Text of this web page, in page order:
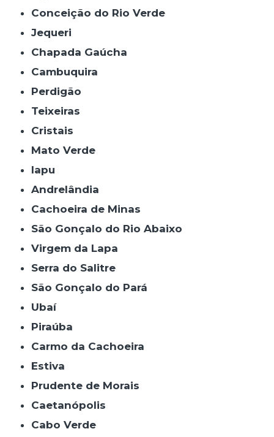
Conceição do Rio Verde
Jequeri
Chapada Gaúcha
Cambuquira
Perdigão
Teixeiras
Cristais
Mato Verde
Iapu
Andrelândia
Cachoeira de Minas
São Gonçalo do Rio Abaixo
Virgem da Lapa
Serra do Salitre
São Gonçalo do Pará
Ubaí
Piraúba
Carmo da Cachoeira
Estiva
Prudente de Morais
Caetanópolis
Cabo Verde